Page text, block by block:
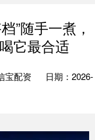
”随手一煮，
它最合适
宝配资
日期：2026-